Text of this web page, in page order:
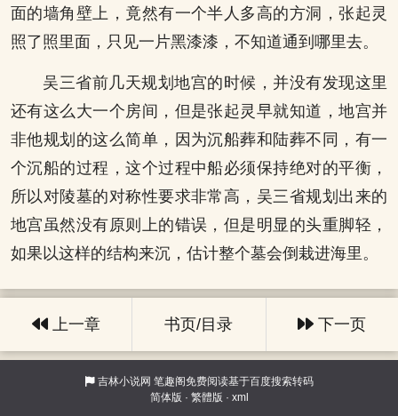
面的墙角壁上，竟然有一个半人多高的方洞，张起灵
照了照里面，只见一片黑漆漆，不知道通到哪里去。
吴三省前几天规划地宫的时候，并没有发现这里
还有这么大一个房间，但是张起灵早就知道，地宫并
非他规划的这么简单，因为沉船葬和陆葬不同，有一
个沉船的过程，这个过程中船必须保持绝对的平衡，
所以对陵墓的对称性要求非常高，吴三省规划出来的
地宫虽然没有原则上的错误，但是明显的头重脚轻，
如果以这样的结构来沉，估计整个墓会倒栽进海里。
上一章 书页/目录 下一页
吉林小说网 笔趣阁免费阅读基于百度搜索转码
简体版 · 繁體版 · xml